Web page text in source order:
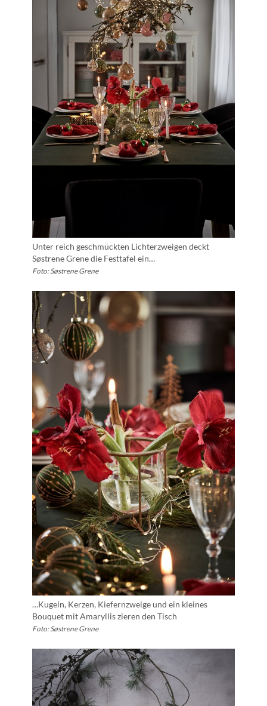
Unter reich geschmückten Lichterzweigen deckt
Søstrene Grene die Festtafel ein…
Foto: Søstrene Grene
…Kugeln, Kerzen, Kiefernzweige und ein kleines
Bouquet mit Amaryllis zieren den Tisch
Foto: Søstrene Grene